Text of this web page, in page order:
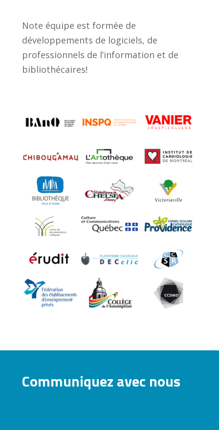
Note équipe est formée de
développements de logiciels, de
professionnels de l’information et de
bibliothécaires!
Communiquez avec nous